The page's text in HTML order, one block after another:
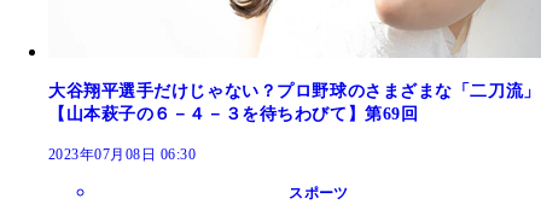
大谷翔平選手だけじゃない？プロ野球のさまざまな「二刀流」
【山本萩子の６－４－３を待ちわびて】第69回
2023年07月08日 06:30
スポーツ